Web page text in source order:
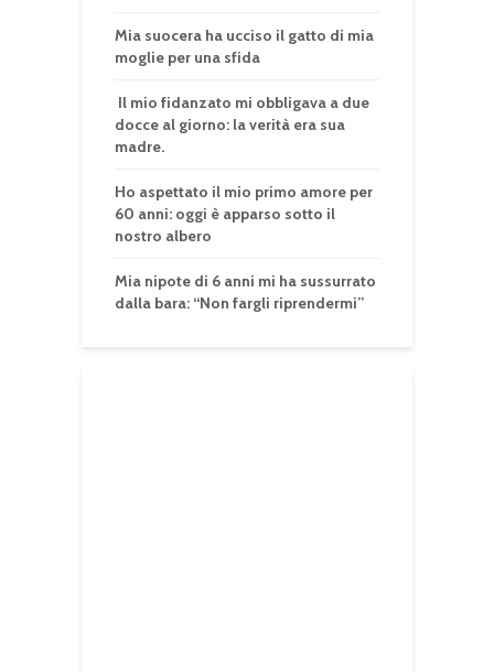
Mia suocera ha ucciso il gatto di mia
moglie per una sfida
Il mio fidanzato mi obbligava a due
docce al giorno: la verità era sua
madre.
Ho aspettato il mio primo amore per
60 anni: oggi è apparso sotto il
nostro albero
Mia nipote di 6 anni mi ha sussurrato
dalla bara: “Non fargli riprendermi”